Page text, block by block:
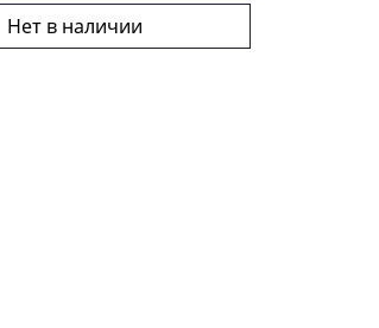
Нет в наличии